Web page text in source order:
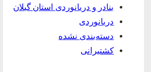
بنادر و دریانوردی استان گیلان
دریانوردی
دسته‌بندی نشده
کشتیرانی